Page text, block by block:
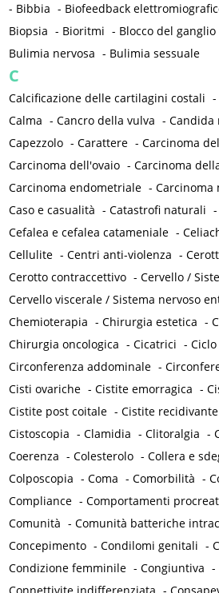
- Bibbia - Biofeedback
Biopsia - Bioritmi - Blocco del
Bulimia nervosa - Bulimia sessuale
C
Calcificazione delle cartilagini costali
Calma -Cancro della vulva -Candida
Capezzolo -Carattere -Carcinoma
Carcinoma dell'ovaio -Carcinoma
Carcinoma endometriale -Carcinoma
Caso e casualità -Catastrofi naturali
Cefalea e cefalea catameniale -
Cellulite -Centri anti-violenza -
Cerotto contraccettivo -Cervello /
Cervello viscerale / Sistema nervoso
Chemioterapia -Chirurgia estetica -
Chirurgia oncologica -Cicatrici -
Circonferenza addominale -
Cisti ovariche -Cistite emorragica -
Cistite post coitale -Cistite recidivante
Cistoscopia -Clamidia -Clitoralgia -
Coerenza -Colesterolo -Collera e
Colposcopia -Coma -Comorbilità -
Compliance -Comportamenti
Comunità -Comunità batteriche
Concepimento -Condilomi genitali -
Condizione femminile -Congiuntiva -